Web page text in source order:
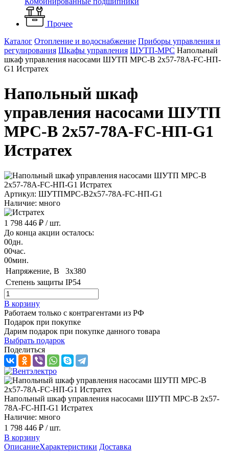
Прочее
Каталог Отопление и водоснабжение Приборы управления и
регулирования Шкафы управления ШУТП-MPC Напольный
шкаф управления насосами ШУТП MPC-B 2x57-78A-FC-HП-
G1 Истратех
Напольный шкаф
управления насосами ШУТП
MPC-B 2x57-78A-FC-HП-G1
Истратех
Артикул: ШУТПMPC-B2x57-78A-FC-HП-G1
Наличие: много
1 798 446 ₽ / шт.
До конца акции осталось:
00дн.
00час.
00мин.
Напряжение, B
3х380
Степень защиты IP54
В корзину
Работаем только с контрагентами из РФ
Подарок при покупке
Дарим подарок при покупке данного товара
Выбрать подарок
Поделиться
Напольный шкаф управления насосами ШУТП MPC-B 2x57-
78A-FC-HП-G1 Истратех
Наличие: много
1 798 446 ₽ / шт.
В корзину
ОписаниеХарактеристики Доставка